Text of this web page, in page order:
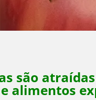
são
alimentos